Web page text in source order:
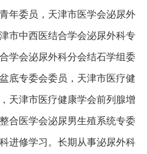
年委员，天津市医学会泌尿外
市中西医结合学会泌尿外科专
学会泌尿外科分会结石学组委
底专委会委员，天津市医疗健
天津市医疗健康学会前列腺增
合医学会泌尿男生殖系统专委
进修学习。长期从事泌尿外科